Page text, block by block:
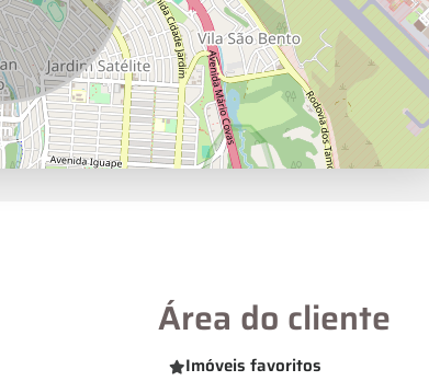
Área do cliente
Imóveis favoritos